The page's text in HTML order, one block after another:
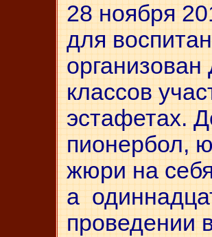
28 ноября
для
классов
эстафетах.
пионербол,
жюри на
а
проведении